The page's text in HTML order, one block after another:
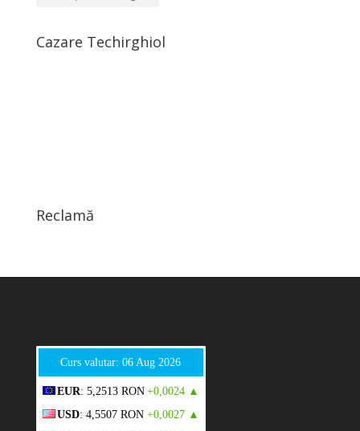
Cazare Techirghiol
Reclamă
Curs valutar: 06 Aug 2026
EUR: 5,2513 RON +0,0024 ▲
USD: 4,5507 RON +0,0027 ▲